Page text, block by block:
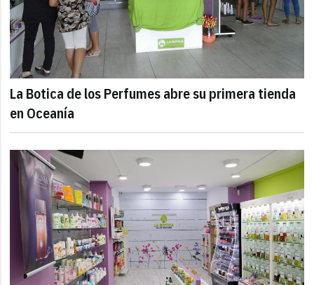
La Botica de los Perfumes abre su primera tienda
en Oceanía